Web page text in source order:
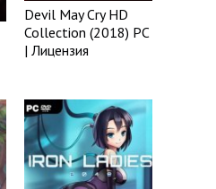
Devil May Cry HD
Collection (2018) PC
| Лицензия